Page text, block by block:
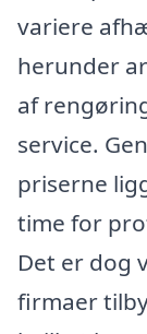
variere
herunder
af
service.
priserne
time for
Det er dog
firmaer